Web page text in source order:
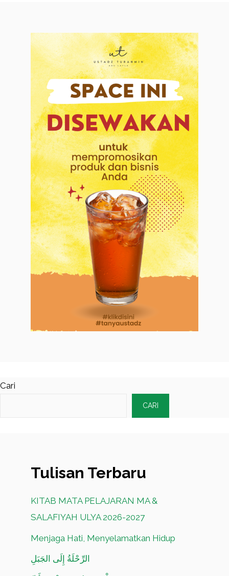
Cari
CARI
Tulisan Terbaru
KITAB MATA PELAJARAN MA &
SALAFIYAH ULYA 2026-2027
Menjaga Hati, Menyelamatkan Hidup
الرِّحْلَةُ إِلَى الجَبَلِ